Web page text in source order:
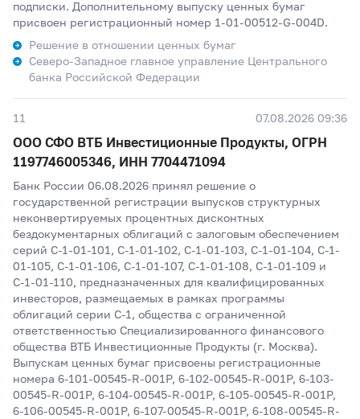
подписки. Дополнительному выпуску ценных бумаг
присвоен регистрационный номер 1-01-00512-G-004D.
Решение в отношении ценных бумаг
Северо-Западное главное управление Центрального
банка Российской Федерации
11 07.08.2026 09:36
ООО СФО ВТБ Инвестиционные Продукты, ОГРН
1197746005346, ИНН 7704471094
Банк России 06.08.2026 принял решение о
государственной регистрации выпусков структурных
неконвертируемых процентных дисконтных
бездокументарных облигаций с залоговым обеспечением
серий С-1-01-101, С-1-01-102, С-1-01-103, С-1-01-104, С-1-
01-105, С-1-01-106, С-1-01-107, С-1-01-108, С-1-01-109 и
С-1-01-110, предназначенных для квалифицированных
инвесторов, размещаемых в рамках программы
облигаций серии С-1, общества с ограниченной
ответственностью Специализированного финансового
общества ВТБ Инвестиционные Продукты (г. Москва).
Выпускам ценных бумаг присвоены регистрационные
номера 6-101-00545-R-001P, 6-102-00545-R-001P, 6-103-
00545-R-001P, 6-104-00545-R-001P, 6-105-00545-R-001P,
6-106-00545-R-001P, 6-107-00545-R-001P, 6-108-00545-R-